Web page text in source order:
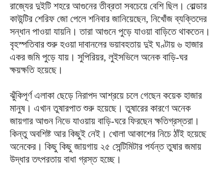
রাজ্যের দুইটি শহরে আগুনের তীব্রতা সবচেয়ে বেশি ছিল। বোল্ডার
কাউন্টির শেরিফ জো পেলে শনিবার জানিয়েছেন, নিখোঁজ ব্যক্তিদের
সন্ধান পাওয়া যায়নি। তারা আগুনে পুড়ে যাওয়া বাড়িতে থাকতেন।
বৃহস্পতিবার শুরু হওয়া দাবানলের ভয়াবহতায় দুই ঘণ্টায় ৬ হাজার
একর জমি পুড়ে যায়। সুপিরিয়র, লুইসভিলে অনেক বাড়ি-ঘর
ক্ষয়ক্ষতি হয়েছে।
ঝুঁকিপূর্ণ এলাকা ছেড়ে নিরাপদ আশ্রয়ে চলে গেছেন কয়েক হাজার
মানুষ। এখান তুষারপাত শুরু হয়েছে। তুষারের কারণে অনেক
জায়গার আগুন নিভে যাওয়ায় বাড়ি-ঘরে ফিরছেন ক্ষতিগ্রস্তরা।
কিন্তু অবশিষ্ট আর কিছুই নেই। খোলা আকাশের নিচে ঠাঁই হয়েছে
অনেকের। কিছু কিছু জায়গায় ২৫ সেন্টিমিটার পর্যন্ত তুষার জমায়
উদ্ধার তৎপরতায় বাধা গ্রস্ত হচ্ছে।